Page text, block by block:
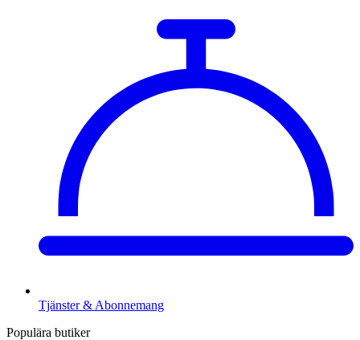
Tjänster & Abonnemang
Populära butiker